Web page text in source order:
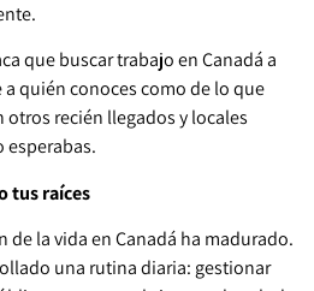
que buscar trabajo en Canadá a
quién conoces como de lo que
otros recién llegados y locales
esperabas.
tus raíces
de la vida en Canadá ha madurado.
una rutina diaria: gestionar